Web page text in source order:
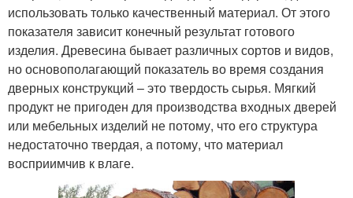
использовать только качественный материал. От этого
показателя зависит конечный результат готового
изделия. Древесина бывает различных сортов и видов,
но основополагающий показатель во время создания
дверных конструкций – это твердость сырья. Мягкий
продукт не пригоден для производства входных дверей
или мебельных изделий не потому, что его структура
недостаточно твердая, а потому, что материал
восприимчив к влаге.